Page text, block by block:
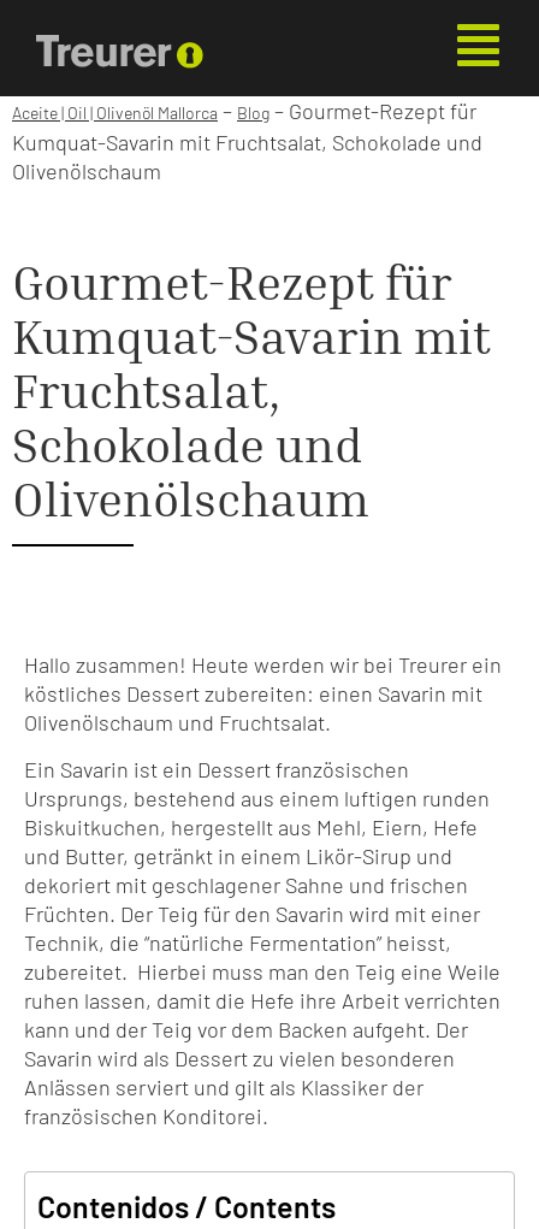
Aceite | Oil | Olivenöl Mallorca – Blog – Gourmet-Rezept für
Kumquat-Savarin mit Fruchtsalat, Schokolade und
Olivenölschaum
Gourmet-Rezept für
Kumquat-Savarin mit
Fruchtsalat,
Schokolade und
Olivenölschaum
Hallo zusammen! Heute werden wir bei Treurer ein
köstliches Dessert zubereiten: einen Savarin mit
Olivenölschaum und Fruchtsalat.
Ein Savarin ist ein Dessert französischen
Ursprungs, bestehend aus einem luftigen runden
Biskuitkuchen, hergestellt aus Mehl, Eiern, Hefe
und Butter, getränkt in einem Likör-Sirup und
dekoriert mit geschlagener Sahne und frischen
Früchten. Der Teig für den Savarin wird mit einer
Technik, die “natürliche Fermentation” heisst,
zubereitet. Hierbei muss man den Teig eine Weile
ruhen lassen, damit die Hefe ihre Arbeit verrichten
kann und der Teig vor dem Backen aufgeht. Der
Savarin wird als Dessert zu vielen besonderen
Anlässen serviert und gilt als Klassiker der
französischen Konditorei.
Contenidos / Contents